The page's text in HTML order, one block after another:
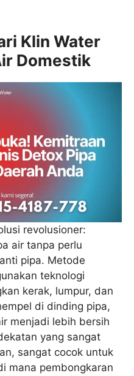
Klin Water
Domestik
revolusioner:
air tanpa perlu
pipa. Metode
teknologi
kerak, lumpur, dan
di dinding pipa,
menjadi lebih bersih
yang sangat
sangat cocok untuk
mana pembongkaran